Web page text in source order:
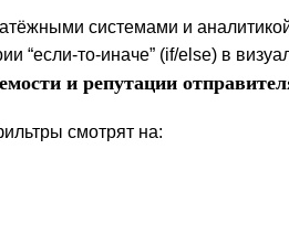
системами и
“если-то-иначе” (if/else) в
и репутации
смотрят на: